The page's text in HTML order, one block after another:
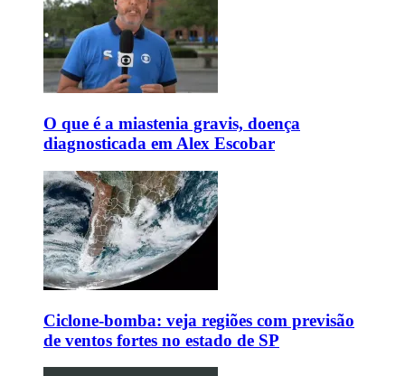
O que é a miastenia gravis, doença
diagnosticada em Alex Escobar
Ciclone-bomba: veja regiões com previsão
de ventos fortes no estado de SP